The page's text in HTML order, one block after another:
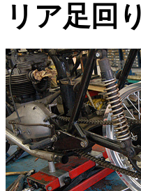
リア足回り